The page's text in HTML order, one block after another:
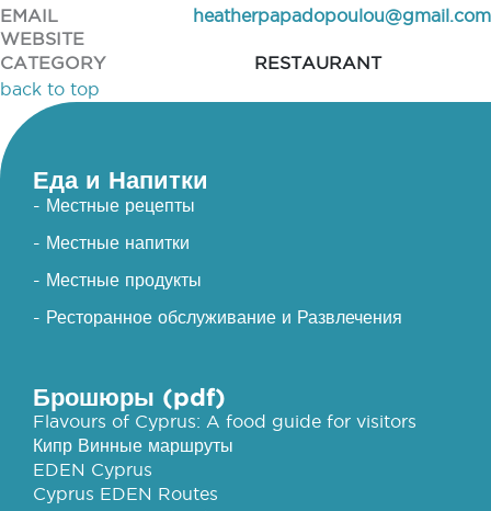
EMAIL
heatherpapadopoulou@gmail.com
WEBSITE
CATEGORY
RESTAURANT
back to top
Еда и Напитки
- Местные рецепты
- Местные напитки
- Местные продукты
- Ресторанное обслуживание и Развлечения
Брошюры (pdf)
Flavours of Cyprus: A food guide for visitors
Кипр Винные маршруты
EDEN Cyprus
Cyprus EDEN Routes